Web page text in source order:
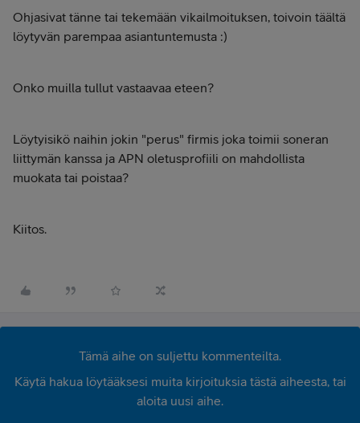
Ohjasivat tänne tai tekemään vikailmoituksen, toivoin täältä
löytyvän parempaa asiantuntemusta :)
Onko muilla tullut vastaavaa eteen?
Löytyisikö naihin jokin "perus" firmis joka toimii soneran
liittymän kanssa ja APN oletusprofiili on mahdollista
muokata tai poistaa?
Kiitos.
Tämä aihe on suljettu kommenteilta.
Käytä hakua löytääksesi muita kirjoituksia tästä aiheesta, tai
aloita uusi aihe.